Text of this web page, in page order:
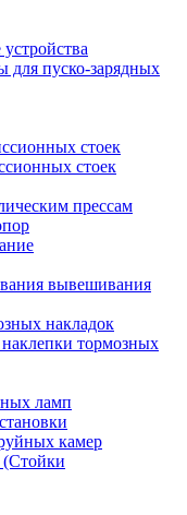
для пуско-зарядных
стоек
стоек
прессам
вывешивания
накладок
наклепки тормозных
ламп
камер
(Стойки